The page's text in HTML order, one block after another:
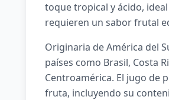
toque tropical y ácido,
requieren un sabor frutal
Originaria de América del
países como Brasil, Costa
Centroamérica. El jugo de
fruta, incluyendo su